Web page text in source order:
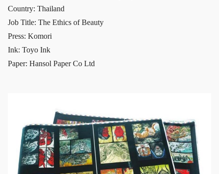
Country: Thailand
Job Title: The Ethics of Beauty
Press: Komori
Ink: Toyo Ink
Paper: Hansol Paper Co Ltd